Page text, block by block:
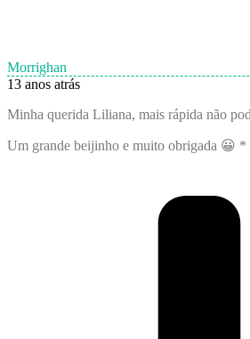
Morrighan
13 anos atrás
Minha querida Liliana, mais rápida não
Um grande beijinho e muito obrigada 😀 *